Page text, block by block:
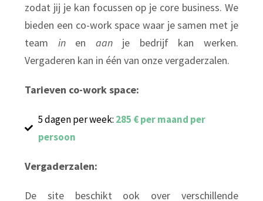
zodat jij je kan focussen op je core business. We
bieden een co-work space waar je samen met je
team inen aanje bedrijf kan werken.
Vergaderen kan in één van onze vergaderzalen.
Tarieven co-work space:
5 dagen per week: 285 € per maand per
persoon
Vergaderzalen:
De site beschikt ook over verschillende